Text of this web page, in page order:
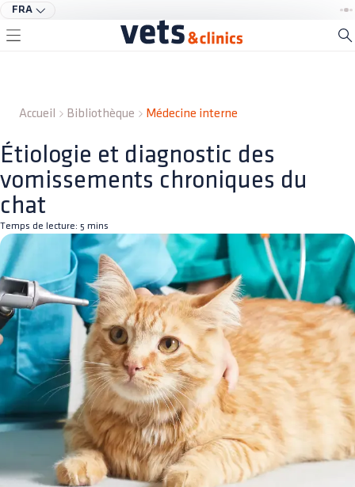
FRA
Accueil Bibliothèque Médecine interne
Étiologie et diagnostic des
vomissements chroniques du
chat
Temps de lecture: 5 mins